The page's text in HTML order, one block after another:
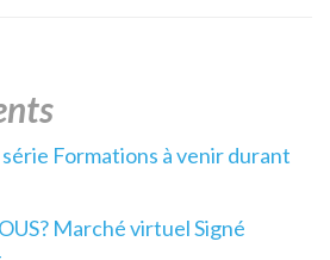
Formations à venir durant
Marché virtuel Signé